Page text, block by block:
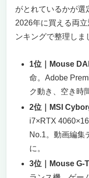
すすめ14選｜
【第1位】
イターノート
こなすハイエ
16インチ
現と高解像
モバイル性
安心の3年
まとめ：動
最適なハイ
【第2位】
SSD)：動画
高性能ノート
がとれているかが選
2026年に買える両
ンキングで整理しま
1位｜Mouse
命。Adobe
ク動き、空き時
2位｜MSI
i7×RTX
No.1。動画編集
に。
3位｜Mouse G-